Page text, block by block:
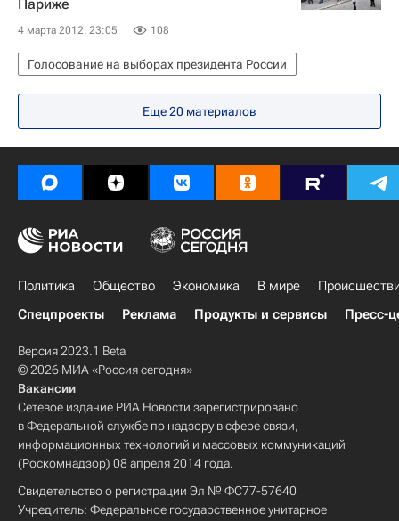
Выборы
Брянская область
Ярославская область
Костромская область
Тульская область
Воронежская область
Курская область
Париже
4 марта 2012, 23:05 108
Голосование на выборах президента России
Еще 20 материалов
Политика Общество Экономика В мире
Спецпроекты
Реклама Продукты и сервисы Пресс-
Версия 2023.1 Beta
© 2026 МИА «Россия сегодня»
Вакансии
Сетевое издание РИА Новости зарегистрировано
в Федеральной службе по надзору в сфере связи,
информационных технологий и массовых коммуникаций
(Роскомнадзор) 08 апреля 2014 года.
Свидетельство о регистрации Эл № ФС77-57640
Учредитель: Федеральное государственное унитарное